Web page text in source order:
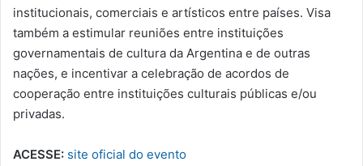
institucionais, comerciais e artísticos entre países. Visa
também a estimular reuniões entre instituições
governamentais de cultura da Argentina e de outras
nações, e incentivar a celebração de acordos de
cooperação entre instituições culturais públicas e/ou
privadas.
ACESSE: site oficial do evento